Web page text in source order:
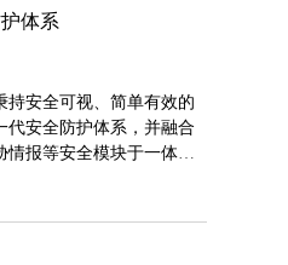
体系
持安全可视、简单有效的
代安全防护体系，并融合
报等安全模块于一体的